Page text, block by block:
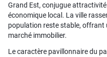
Grand Est, conjugue
économique local. La ville
population reste stable, offrant
marché immobilier.
Le caractère pavillonnaire du